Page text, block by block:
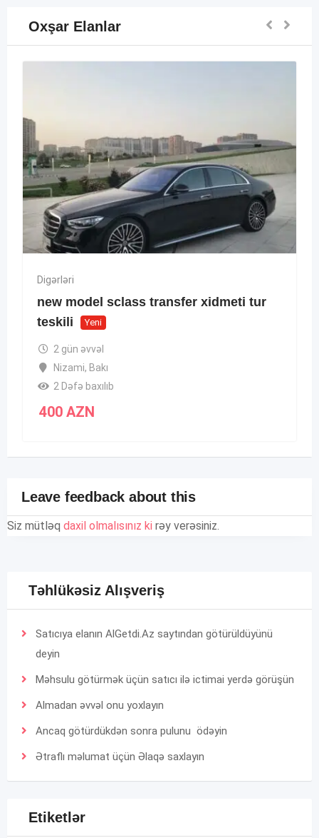
Oxşar Elanlar
Digərləri
new model sclass transfer xidmeti tur
teskili
Yeni
2 gün əvvəl
Nizami, Bakı
2 Dəfə baxılıb
400 AZN
Leave feedback about this
Siz mütləq daxil olmalısınız ki rəy verəsiniz.
Təhlükəsiz Alışveriş
Satıcıya elanın AlGetdi.Az saytından götürüldüyünü
deyin
Məhsulu götürmək üçün satıcı ilə ictimai yerdə görüşün
Almadan əvvəl onu yoxlayın
Ancaq götürdükdən sonra pulunu ödəyin
Ətraflı məlumat üçün Əlaqə saxlayın
Etiketlər